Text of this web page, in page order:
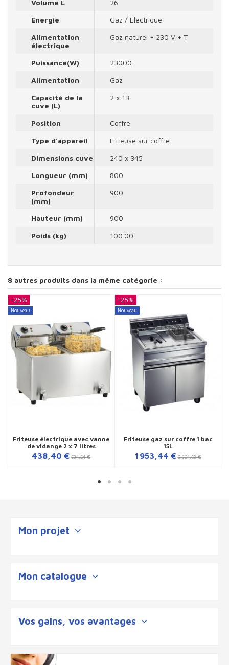
Volume L
26
Energie
Gaz / Electrique
Alimentation
électrique
Gaz naturel + 230 V + T
Puissance(W)
23000
Alimentation
Gaz
Capacité de la
cuve (L)
2 x 13
Position
Coffre
Type d'appareil
Friteuse sur coffre
Dimensions cuve
240 x 345
Longueur (mm)
800
Profondeur
(mm)
900
Hauteur (mm)
900
Poids (kg)
100.00
8 autres produits dans la même catégorie :
-25%
Nouveau
Friteuse électrique avec vanne
de vidange 2 x 7 litres
438,40 € 584,54 €
-25%
Nouveau
Friteuse gaz sur coffre 1 bac
15L
1 953,44 € 2 604,58 €
Mon projet
Mon catalogue
Vos gains, vos avantages